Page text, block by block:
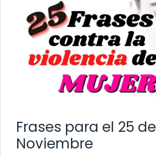
Frases para el 25 de
Noviembre